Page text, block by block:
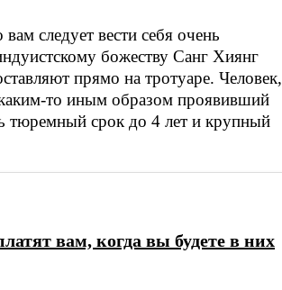
следует вести себя очень
божеству Санг Хиянг
прямо на тротуаре. Человек,
то иным образом проявивший
тюремный срок до 4 лет и крупный
вам, когда вы будете в них